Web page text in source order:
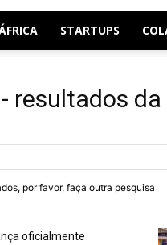
STARTUPS
- resultados
por favor, faça outra pesquisa
oficialmente